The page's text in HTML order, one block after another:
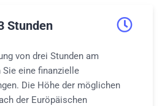
Stunden
von drei Stunden am
eine finanzielle
Die Höhe der möglichen
der Euröpäischen